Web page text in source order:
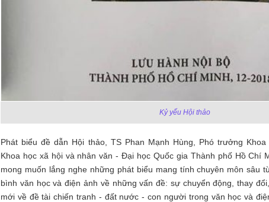
Kỷ yếu Hội thảo
Phát biểu đề dẫn Hội thảo, TS Phan Mạnh Hùng, Phó trưởng
Khoa học xã hội và nhân văn - Đại học Quốc gia Thành phố Hồ Chí
mong muốn lắng nghe những phát biểu mang tính chuyên môn sâu
bình văn học và điện ảnh về những vấn đề: sự chuyển động, thay
mới về đề tài chiến tranh - đất nước - con người trong văn học và